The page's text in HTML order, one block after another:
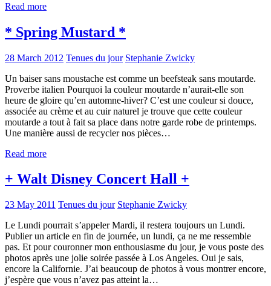
Read more
* Spring Mustard *
28 March 2012 Tenues du jour Stephanie Zwicky
Un baiser sans moustache est comme un beefsteak sans moutarde.
Proverbe italien Pourquoi la couleur moutarde n’aurait-elle son
heure de gloire qu’en automne-hiver? C’est une couleur si douce,
associée au crème et au cuir naturel je trouve que cette couleur
moutarde a tout à fait sa place dans notre garde robe de printemps.
Une manière aussi de recycler nos pièces…
Read more
+ Walt Disney Concert Hall +
23 May 2011 Tenues du jour Stephanie Zwicky
Le Lundi pourrait s’appeler Mardi, il restera toujours un Lundi.
Publier un article en fin de journée, un lundi, ça ne me ressemble
pas. Et pour couronner mon enthousiasme du jour, je vous poste des
photos après une jolie soirée passée à Los Angeles. Oui je sais,
encore la Californie. J’ai beaucoup de photos à vous montrer encore,
j’espère que vous n’avez pas atteint la…